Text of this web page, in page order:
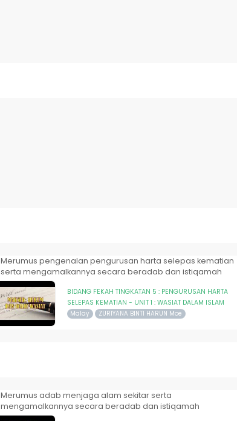
Merumus pengenalan pengurusan harta selepas kematian
serta mengamalkannya secara beradab dan istiqamah
BIDANG FEKAH TINGKATAN 5 : PENGURUSAN HARTA
SELEPAS KEMATIAN - UNIT 1 : WASIAT DALAM ISLAM
Malay ZURIYANA BINTI HARUN Moe
Merumus adab menjaga alam sekitar serta
mengamalkannya secara beradab dan istiqamah